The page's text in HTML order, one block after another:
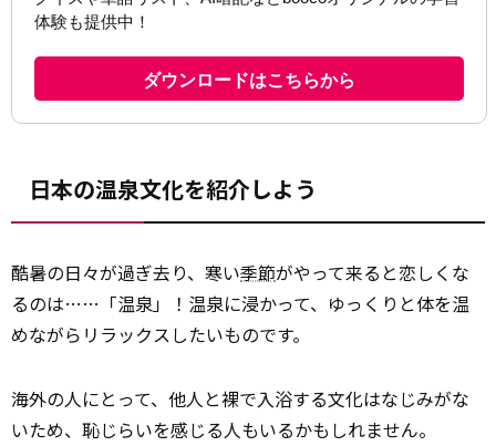
日本の温泉文化を紹介しよう
酷暑の日々が過ぎ去り、寒い季節がやって来ると恋しくな
るのは……「温泉」！温泉に浸かって、ゆっくりと体を温
めながらリラックスしたいものです。
海外の人にとって、他人と裸で入浴する文化はなじみがな
いため、恥じらいを感じる人もいるかもしれません。